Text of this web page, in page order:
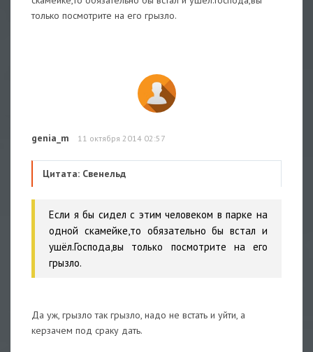
только посмотрите на его грызло.
genia_m 11 октября 2014 02:57
Цитата: Свенельд
Если я бы сидел с этим человеком в парке на
одной скамейке,то обязательно бы встал и
ушёл.Господа,вы только посмотрите на его
грызло.
Да уж, грызло так грызло, надо не встать и уйти, а
керзачем под сраку дать.